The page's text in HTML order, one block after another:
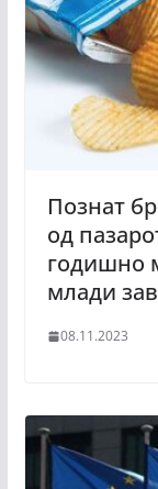
Познат
од
годишно
млади
08.11.2023